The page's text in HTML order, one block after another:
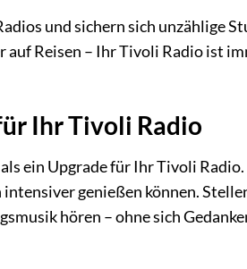
und sichern sich unzählige
auf Reisen – Ihr Tivoli Radio ist
Ihr Tivoli Radio
ein Upgrade für Ihr Tivoli
genießen können.
hören – ohne sich